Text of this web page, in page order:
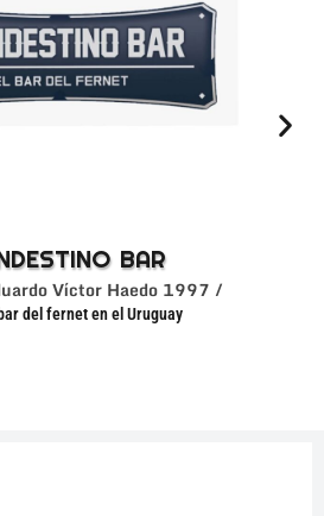
BAR
Víctor Haedo 1997 /
del fernet en el Uruguay